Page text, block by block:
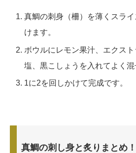
真鯛の刺身（柵）を薄くスラ
けます。
ボウルにレモン果汁、エクスト
塩、黒こしょうを入れてよく混
1に2を回しかけて完成です。
真鯛の刺し身と炙りまとめ！